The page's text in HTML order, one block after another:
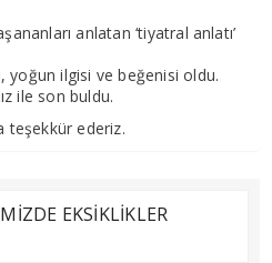
anlatan ‘tiyatral anlatı’
yoğun ilgisi ve beğenisi oldu.
ile son buldu.
teşekkür ederiz.
EKSİKLİKLER